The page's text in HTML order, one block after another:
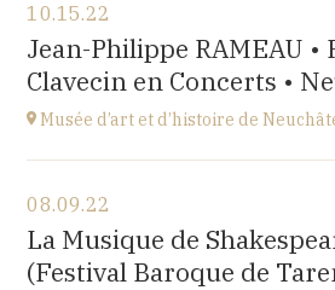
Palais Granvelle, 96 Grande Rue
at15H
10.15.22
Jean-Philippe RAMEAU •
Clavecin en Concerts •
Musée d’art et d’histoire de
Esplanade Léopold-Robert 1 CH-
at20:15
08.09.22
La Musique de
(Festival Baroque de